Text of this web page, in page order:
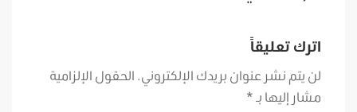
اترك تعليقاً
لن يتم نشر عنوان بريدك الإلكتروني. الحقول الإلزامية
مشار إليها بـ*